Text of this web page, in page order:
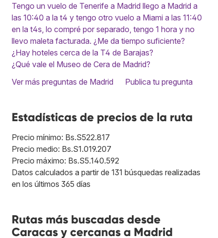
Tengo un vuelo de Tenerife a Madrid llego a Madrid a
las 10:40 a la t4 y tengo otro vuelo a Miami a las 11:40
en la t4s, lo compré por separado, tengo 1 hora y no
llevo maleta facturada. ¿Me da tiempo suficiente?
¿Hay hoteles cerca de la T4 de Barajas?
¿Qué vale el Museo de Cera de Madrid?
Ver más preguntas de Madrid
Publica tu pregunta
Estadísticas de precios de la ruta
Precio mínimo: Bs.S522.817
Precio medio: Bs.S1.019.207
Precio máximo: Bs.S5.140.592
Datos calculados a partir de 131 búsquedas realizadas
en los últimos 365 días
Rutas más buscadas desde
Caracas y cercanas a Madrid